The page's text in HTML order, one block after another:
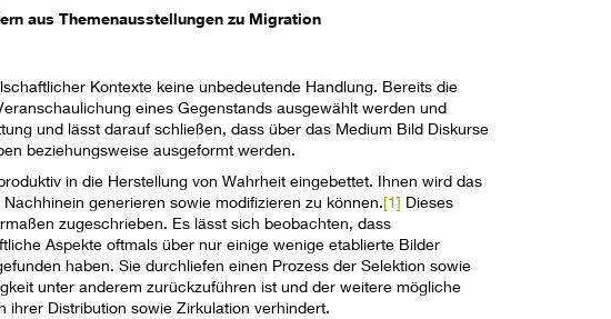
aus Themenausstellungen zu Migration
Kontexte keine unbedeutende Handlung. Bereits die
eines Gegenstands ausgewählt werden und
und lässt darauf schließen, dass über das Medium Bild Diskurse
beziehungsweise ausgeformt werden.
in die Herstellung von Wahrheit eingebettet. Ihnen wird das
generieren sowie modifizieren zu können.[1] Dieses
zugeschrieben. Es lässt sich beobachten, dass
Aspekte oftmals über nur einige wenige etablierte Bilder
haben. Sie durchliefen einen Prozess der Selektion sowie
unter anderem zurückzuführen ist und der weitere mögliche
ihrer Distribution sowie Zirkulation verhindert.